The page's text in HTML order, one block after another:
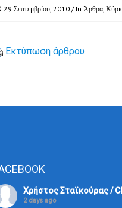
29 Σεπτεμβρίου, 2010 / In Άρθρα,
Εκτύπωση άρθρου
Χρήστος Σταϊκούρας /
2 days ago